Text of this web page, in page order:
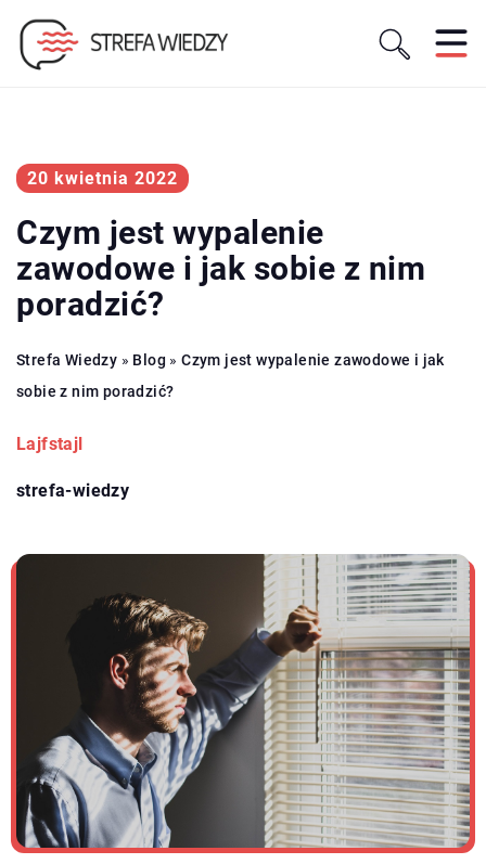
20 kwietnia 2022
Czym jest wypalenie
zawodowe i jak sobie z nim
poradzić?
Strefa Wiedzy » Blog »Czym jest wypalenie zawodowe i jak
sobie z nim poradzić?
Lajfstajl
strefa-wiedzy